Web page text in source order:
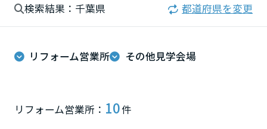
商品ラインアップ
個人のお客さま
賃貸住宅
店舗・各種施設
戸建て・マンション
まちづくり
オーナーサポート
検索結果：千葉県 都道府県を変更
リフォーム営業所 その他見学会場
リフォーム営業所： 10件